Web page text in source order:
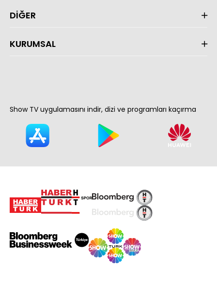
DİĞER
KURUMSAL
Show TV uygulamasını indir, dizi ve programları kaçırma